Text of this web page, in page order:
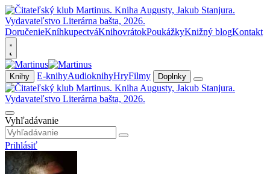
DoručenieKníhkupectváKnihovrátokPoukážkyKnižný blogKontakt
Knihy E-knihyAudioknihyHryFilmy Doplnky
Vyhľadávanie
Prihlásiť